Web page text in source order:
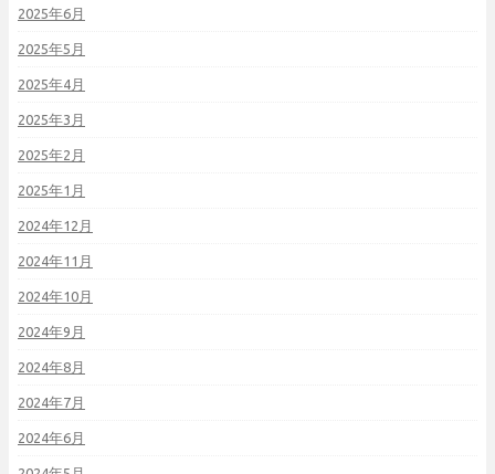
2025年6月
2025年5月
2025年4月
2025年3月
2025年2月
2025年1月
2024年12月
2024年11月
2024年10月
2024年9月
2024年8月
2024年7月
2024年6月